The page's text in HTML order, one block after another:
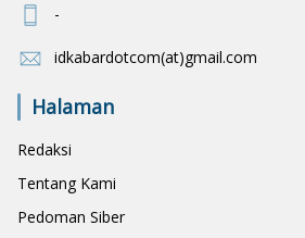
-
idkabardotcom(at)gmail.com
Halaman
Redaksi
Tentang Kami
Pedoman Siber